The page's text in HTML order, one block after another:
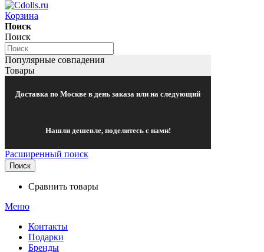
Корзина
Поиск
Поиск
Популярные совпадения
Товары
Доставка по Москве в день заказа или на следующий
Нашли дешевле, поделитесь с нами!
Расширенный поиск
Поиск
Сравнить товары
Меню
Контакты
Подарки
Бренды